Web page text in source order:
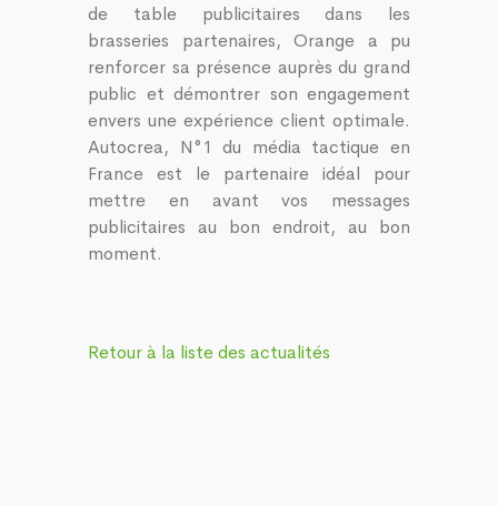
de table publicitaires dans les
brasseries partenaires, Orange a pu
renforcer sa présence auprès du grand
public et démontrer son engagement
envers une expérience client optimale.
Autocrea, N°1 du média tactique en
France est le partenaire idéal pour
mettre en avant vos messages
publicitaires au bon endroit, au bon
moment.
Retour à la liste des actualités